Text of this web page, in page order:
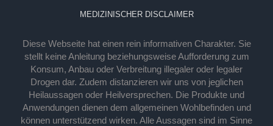
MEDIZINISCHER DISCLAIMER
Diese Webseite hat einen rein informativen Charakter. Sie
stellt keine Anleitung beziehungsweise Aufforderung zum
Konsum, Anbau oder Verbreitung illegaler oder legaler
Drogen dar. Zudem distanzieren wir uns von jeglichen
Heilaussagen oder Heilversprechen. Die Produkte und
Anwendungen dienen dem allgemeinen Wohlbefinden und
können unterstützend wirken. Alle Aussagen sind im Sinne